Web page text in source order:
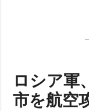
ロシア軍
市を航空